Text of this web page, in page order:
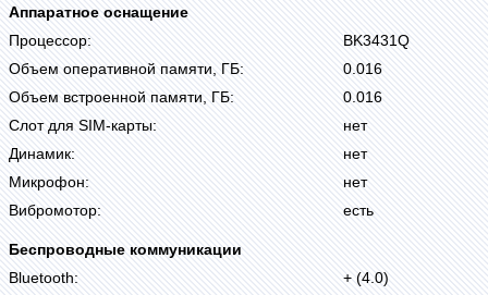
Аппаратное оснащение
Процессор:
BK3431Q
Объем оперативной памяти, ГБ:
0.016
Объем встроенной памяти, ГБ:
0.016
Слот для SIM-карты:
нет
Динамик:
нет
Микрофон:
нет
Вибромотор:
есть
Беспроводные коммуникации
Bluetooth:
+ (4.0)